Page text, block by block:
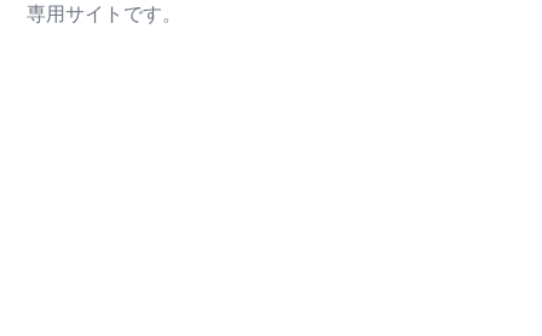
専用サイトです。